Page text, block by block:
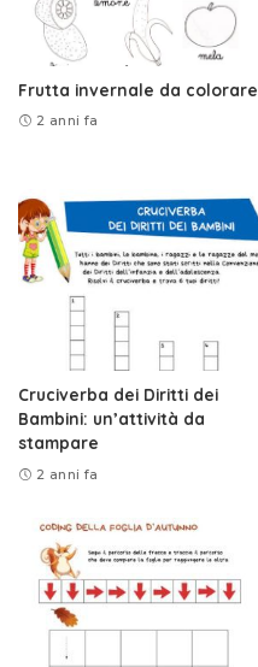
Frutta invernale da colorare
2 anni fa
Cruciverba dei Diritti dei
Bambini: un’attività da
stampare
2 anni fa